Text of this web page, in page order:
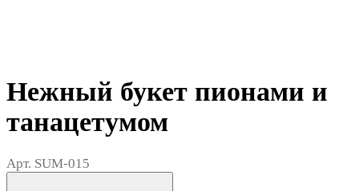
Нежный букет пионами и
танацетумом
Арт. SUM-015